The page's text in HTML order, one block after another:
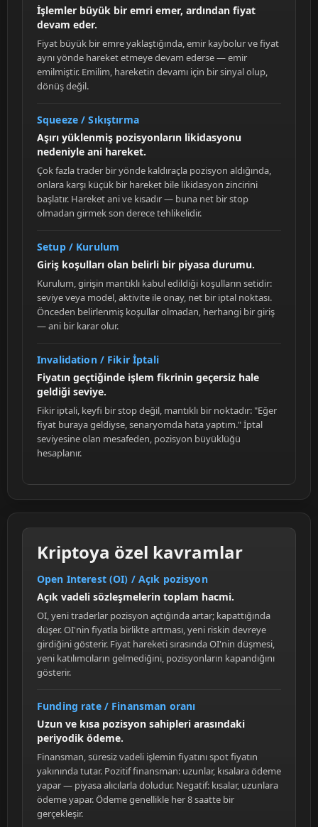
İşlemler büyük bir emri emer, ardından fiyat
devam eder.
Fiyat büyük bir emre yaklaştığında, emir kaybolur ve fiyat
aynı yönde hareket etmeye devam ederse — emir
emilmiştir. Emilim, hareketin devamı için bir sinyal olup,
dönüş değil.
Squeeze / Sıkıştırma
Aşırı yüklenmiş pozisyonların likidasyonu
nedeniyle ani hareket.
Çok fazla trader bir yönde kaldıraçla pozisyon aldığında,
onlara karşı küçük bir hareket bile likidasyon zincirini
başlatır. Hareket ani ve kısadır — buna net bir stop
olmadan girmek son derece tehlikelidir.
Setup / Kurulum
Giriş koşulları olan belirli bir piyasa durumu.
Kurulum, girişin mantıklı kabul edildiği koşulların setidir:
seviye veya model, aktivite ile onay, net bir iptal noktası.
Önceden belirlenmiş koşullar olmadan, herhangi bir giriş
— ani bir karar olur.
Invalidation / Fikir İptali
Fiyatın geçtiğinde işlem fikrinin geçersiz hale
geldiği seviye.
Fikir iptali, keyfi bir stop değil, mantıklı bir noktadır: "Eğer
fiyat buraya geldiyse, senaryomda hata yaptım." İptal
seviyesine olan mesafeden, pozisyon büyüklüğü
hesaplanır.
Kriptoya özel kavramlar
Open Interest (OI) / Açık pozisyon
Açık vadeli sözleşmelerin toplam hacmi.
OI, yeni traderlar pozisyon açtığında artar; kapattığında
düşer. OI'nin fiyatla birlikte artması, yeni riskin devreye
girdiğini gösterir. Fiyat hareketi sırasında OI'nin düşmesi,
yeni katılımcıların gelmediğini, pozisyonların kapandığını
gösterir.
Funding rate / Finansman oranı
Uzun ve kısa pozisyon sahipleri arasındaki
periyodik ödeme.
Finansman, süresiz vadeli işlemin fiyatını spot fiyatın
yakınında tutar. Pozitif finansman: uzunlar, kısalara ödeme
yapar — piyasa alıcılarla doludur. Negatif: kısalar, uzunlara
ödeme yapar. Ödeme genellikle her 8 saatte bir
gerçekleşir.